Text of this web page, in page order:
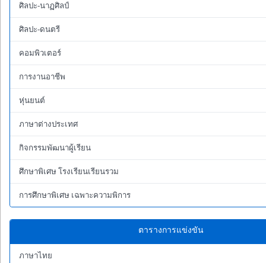
ศิลปะ-นาฏศิลป์
ศิลปะ-ดนตรี
คอมพิวเตอร์
การงานอาชีพ
หุ่นยนต์
ภาษาต่างประเทศ
กิจกรรมพัฒนาผู้เรียน
ศึกษาพิเศษ โรงเรียนเรียนรวม
การศึกษาพิเศษ เฉพาะความพิการ
ตารางการแข่งขัน
ภาษาไทย